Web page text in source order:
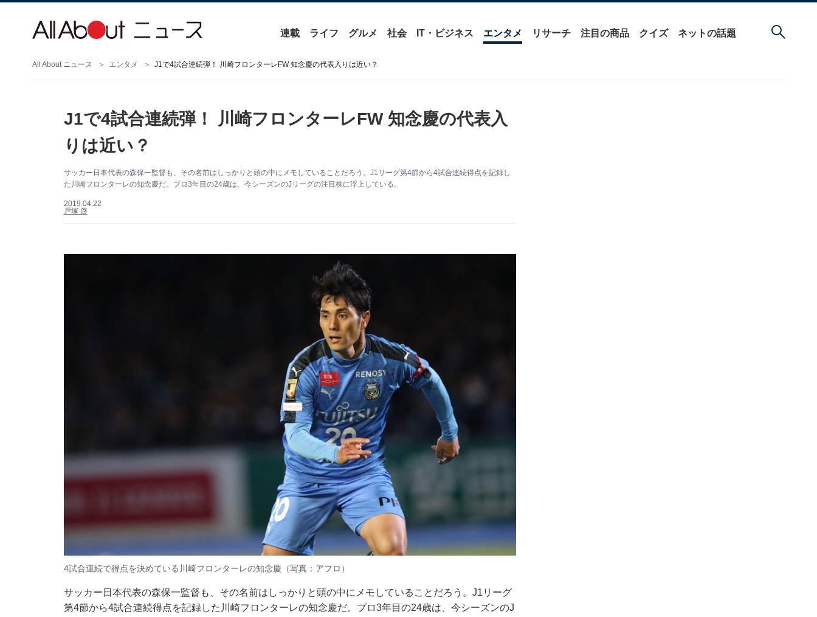
連載 ライフ グルメ 社会 IT・ビジネス エンタメ リサーチ 注目の商品 クイズ ネットの話題
All About ニュース エンタメ J1で4試合連続弾！ 川崎フロンターレFW 知念慶の代表入りは近い？
J1で4試合連続弾！ 川崎フロンターレFW 知念慶の代表入
りは近い？
サッカー日本代表の森保一監督も、その名前はしっかりと頭の中にメモしていることだろう。J1リーグ第4節から4試合連続得点を記録し
た川崎フロンターレの知念慶だ。プロ3年目の24歳は、今シーズンのJリーグの注目株に浮上している。
2019.04.22
戸塚 啓
4試合連続で得点を決めている川崎フロンターレの知念慶（写真：アフロ）
サッカー日本代表の森保一監督も、その名前はしっかりと頭の中にメモしていることだろう。J1リーグ
第4節から4試合連続得点を記録した川崎フロンターレの知念慶だ。プロ3年目の24歳は、今シーズンのJ